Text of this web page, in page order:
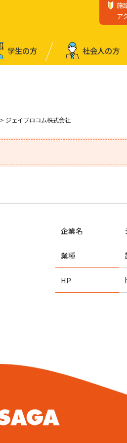
施
ア
学⽣の⽅ 社会⼈の⽅
> ジェイプロコム株式会社
企業名
業種
HP